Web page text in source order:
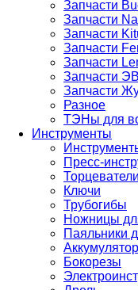
Запчасти
Запчасти
Запчасти
Запчасти
Запчасти
Запчасти
Запчасти
Разное
ТЭНы для
Инструменты
Пресс-
Торцеватели
Ключи
Трубогибы
Ножницы
Паяльники
Бокорезы